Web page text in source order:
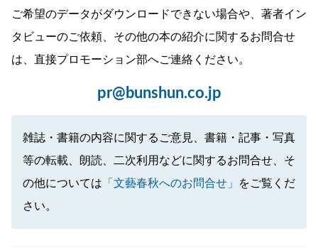
ご希望のデータがダウンロードできない場合や、著者イン
タビューのご依頼、その他の本の紹介に関するお問合せ
は、直接プロモーション部へご連絡ください。
pr@bunshun.co.jp
雑誌・書籍の内容に関するご意見、書籍・記事・写真
等の転載、朗読、二次利用などに関するお問合せ、そ
の他については 「文藝春秋へのお問合せ」
をご覧くだ
さい。